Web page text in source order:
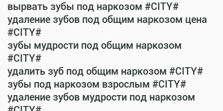
вырвать зубы под наркозом #CITY#
удаление зубов под общим наркозом цена
#CITY#
зубы мудрости под общим наркозом
#CITY#
удалить зуб под общим наркозом #CITY#
зубы под наркозом взрослым #CITY#
удаление зубов мудрости под наркозом